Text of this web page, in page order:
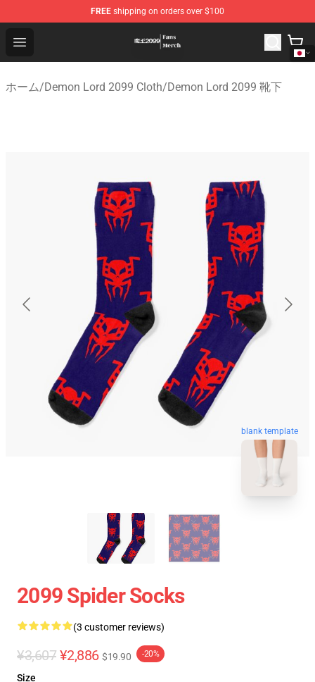
FREE shipping on orders over $100
Open menu
Demon Lord 2099 Store - Official Demon Lord 2099
ホーム/Demon Lord 2099 Cloth/Demon Lord 2099 靴下
blank template
2099 Spider Socks
(3 customer reviews)
¥3,607 ¥2,886 $19.90 -20%
Size